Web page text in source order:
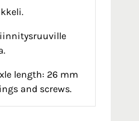
length: 26 mm
and screws.